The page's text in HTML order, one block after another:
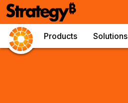
Products Solutions